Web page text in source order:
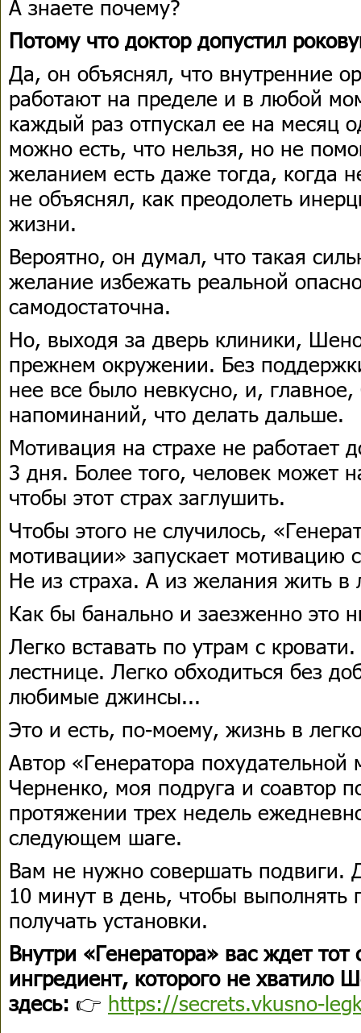
А знаете почему?
Потому что доктор допустил
Да, он объяснял, что внутренние
работают на пределе и в любой
каждый раз отпускал ее на месяц
можно есть, что нельзя, но не
желанием есть даже тогда, когда
не объяснял, как преодолеть
жизни.
Вероятно, он думал, что такая
желание избежать реальной
самодостаточна.
Но, выходя за дверь клиники,
прежнем окружении. Без
нее все было невкусно, и,
напоминаний, что делать дальше.
Мотивация на страхе не работает
3 дня. Более того, человек может
чтобы этот страх заглушить.
Чтобы этого не случилось,
мотивации» запускает мотивацию
Не из страха. А из желания жить в
Как бы банально и заезженно это
Легко вставать по утрам с
лестнице. Легко обходиться без
любимые джинсы...
Это и есть, по-моему, жизнь в
Автор «Генератора
Черненко, моя подруга и соавтор
протяжении трех недель
следующем шаге.
Вам не нужно совершать подвиги.
10 минут в день, чтобы выполнять
получать установки.
Внутри «Генератора» вас ждет
ингредиент, которого не хватило
здесь: 👉 https://secrets.vkusno-